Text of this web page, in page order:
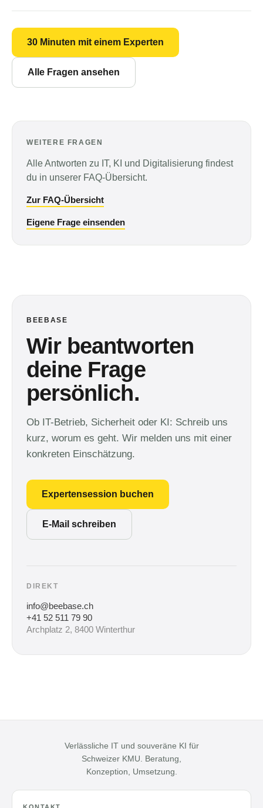
30 Minuten mit einem Experten
Alle Fragen ansehen
WEITERE FRAGEN
Alle Antworten zu IT, KI und Digitalisierung findest
du in unserer FAQ-Übersicht.
Zur FAQ-Übersicht
Eigene Frage einsenden
BEEBASE
Wir beantworten
deine Frage
persönlich.
Ob IT-Betrieb, Sicherheit oder KI: Schreib uns
kurz, worum es geht. Wir melden uns mit einer
konkreten Einschätzung.
Expertensession buchen
E-Mail schreiben
DIREKT
info@beebase.ch
+41 52 511 79 90
Archplatz 2, 8400 Winterthur
Verlässliche IT und souveräne KI für
Schweizer KMU. Beratung,
Konzeption, Umsetzung.